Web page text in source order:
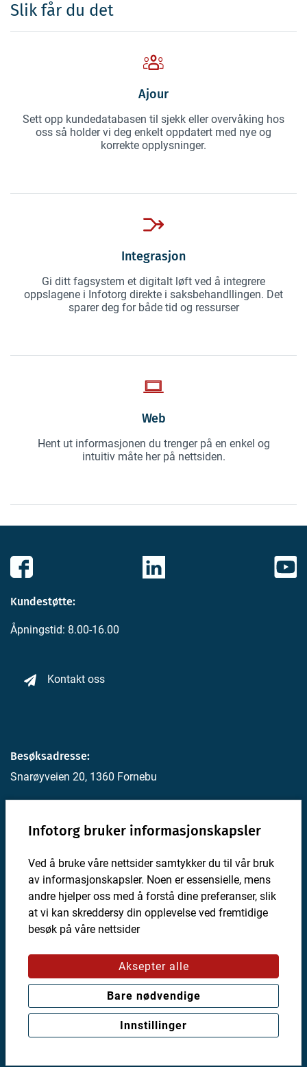
Slik får du det
Ajour
Sett opp kundedatabasen til sjekk eller overvåking hos
oss så holder vi deg enkelt oppdatert med nye og
korrekte opplysninger.
Integrasjon
Gi ditt fagsystem et digitalt løft ved å integrere
oppslagene i Infotorg direkte i saksbehandllingen. Det
sparer deg for både tid og ressurser
Web
Hent ut informasjonen du trenger på en enkel og
intuitiv måte her på nettsiden.
Kundestøtte:
Åpningstid: 8.00-16.00
Kontakt oss
Besøksadresse:
Snarøyveien 20, 1360 Fornebu
Postboks 4, 1330 Fornebu
For utviklere
Personvernerklæring
Valg for informasjonskapsler
Om Infotorg
Nyhetsbrev
Infotorg bruker informasjonskapsler
Ved å bruke våre nettsider samtykker du til vår bruk
av informasjonskapsler. Noen er essensielle, mens
andre hjelper oss med å forstå dine preferanser, slik
at vi kan skreddersy din opplevelse ved fremtidige
besøk på våre nettsider
Aksepter alle
Bare nødvendige
Innstillinger